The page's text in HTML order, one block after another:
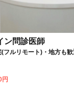
ン問診医師
フルリモート)・地方も
円